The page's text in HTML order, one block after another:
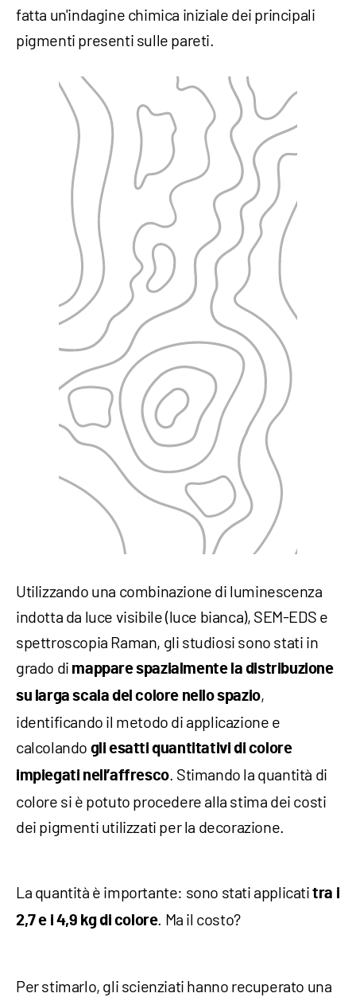
fatta un'indagine chimica iniziale dei principali
pigmenti presenti sulle pareti.
Utilizzando una combinazione di luminescenza
indotta da luce visibile (luce bianca), SEM-EDS e
spettroscopia Raman, gli studiosi sono stati in
grado di mappare spazialmente la distribuzione
su larga scala del colore nello spazio,
identificando il metodo di applicazione e
calcolando gli esatti quantitativi di colore
impiegati nell’affresco. Stimando la quantità di
colore si è potuto procedere alla stima dei costi
dei pigmenti utilizzati per la decorazione.
La quantità è importante: sono stati applicati tra i
2,7 e i 4,9 kg di colore. Ma il costo?
Per stimarlo, gli scienziati hanno recuperato una